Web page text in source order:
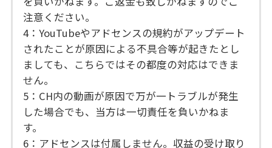
注意ください。
4：YouTubeやアドセンスの規約がアップデート
されたことが原因による不具合等が起きたとし
ましても、こちらではその都度の対応はできま
せん。
5：CH内の動画が原因で万が一トラブルが発生
した場合でも、当方は一切責任を負いかねま
す。
6：アドセンスは付属しません。収益の受け取り